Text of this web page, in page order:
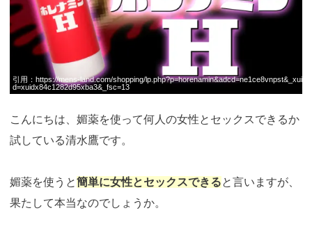
引用： https://mens-land.com/shopping/lp.php?p=horenamin&adcd=ne1ce8vnpst&_xui
d=xuidx84c1282d95xba3&_fsc=13
こんにちは、媚薬を使って何人の女性とセックスできるか
試している清水鷹です。
媚薬を使うと簡単に女性とセックスできると言いますが、
果たして本当なのでしょうか。